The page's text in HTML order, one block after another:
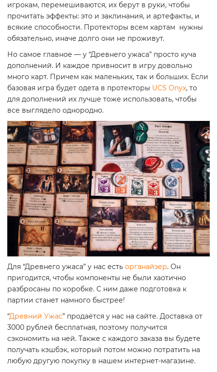
игрокам, перемешиваются, их берут в руки, чтобы
прочитать эффекты: это и заклинания, и артефакты, и
всякие способности. Протекторы всем картам нужны
обязательно, иначе долго они не проживут.
Но самое главное — у “Древнего ужаса” просто куча
дополнений. И каждое привносит в игру довольно
много карт. Причем как маленьких, так и больших. Если
базовая игра будет одета в протекторы UCS Onyx, то
для дополнений их лучше тоже использовать, чтобы
все выглядело однородно.
Для “Древнего ужаса” у нас есть органайзер. Он
пригодится, чтобы компоненты не были хаотично
разбросаны по коробке. С ним даже подготовка к
партии станет намного быстрее!
“Древний Ужас” продаётся у нас на сайте. Доставка от
3000 рублей бесплатная, поэтому получится
сэкономить на ней. Также с каждого заказа вы будете
получать кэшбэк, который потом можно потратить на
любую другую покупку в нашем интернет-магазине.